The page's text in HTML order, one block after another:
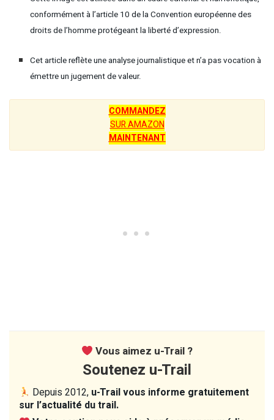
conformément à l’article 10 de la Convention européenne des
droits de l’homme protégeant la liberté d’expression.
Cet article reflète une analyse journalistique et n’a pas vocation à
émettre un jugement de valeur.
COMMANDEZ
SUR AMAZON
MAINTENANT
Vous aimez u-Trail ?
Soutenez u-Trail
Depuis 2012, u-Trail vous informe gratuitement
sur l’actualité du trail.